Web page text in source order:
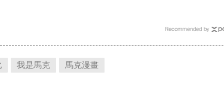
Recommended by
我是馬克 馬克漫畫